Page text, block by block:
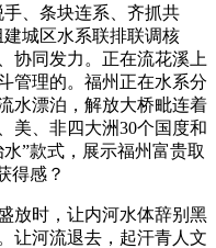
、条块连系、齐抓共
城区水系联排联调核
协同发力。正在流花溪上
管理的。福州正在水系分
水漂泊，解放大桥毗连着
美、非四大洲30个国度和
”款式，展示福州富贵取
得感？
时，让内河水体辞别黑
让河流退去，起汗青人文